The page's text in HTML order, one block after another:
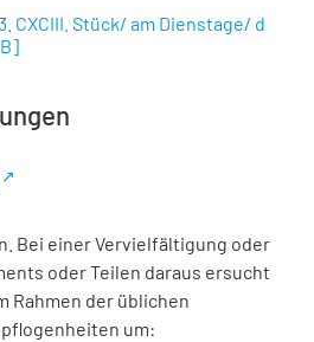
CXCIII. Stück/ am Dienstage/ d
]
Bei einer Vervielfältigung oder
oder Teilen daraus ersucht
Rahmen der üblichen
um: